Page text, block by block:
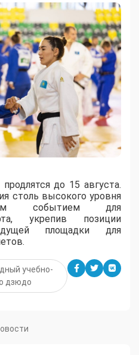
до 15 августа.
столь высокого уровня
событием для
укрепив позиции
площадки для
учебно-
дзюдо